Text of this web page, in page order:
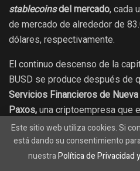
stablecoinsdel mercado, cada
de mercado de alrededor de
dólares, respectivamente.
El continuo descenso de la
BUSD se produce después de
Servicios Financieros de Nueva
Paxos, una criptoempresa que
dejara de acuñar tokensBUSD.
En una alerta al consumidor, el
«como resultado de varios
Este sitio web utiliza cookies. Si
está dando su consentimiento
nuestraPolítica de Privacidad